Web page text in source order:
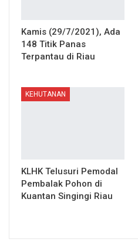
Kamis (29/7/2021), Ada
148 Titik Panas
Terpantau di Riau
KEHUTANAN
KLHK Telusuri Pemodal
Pembalak Pohon di
Kuantan Singingi Riau